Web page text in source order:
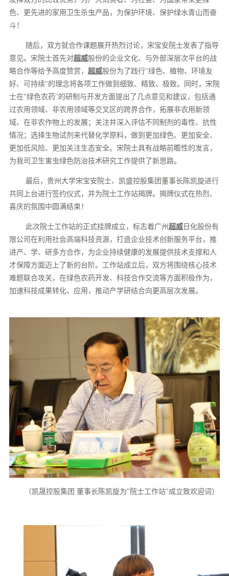
色、更先进的家用卫生杀虫产品，为保护环境、保护绿水青山而奋
斗！
随后，双方就合作课题展开热烈讨论，宋宝安院士发表了指导
意见。宋院士首先对超威股份的企业文化、与外部深层次平台的战
略合作等给予高度赞赏， 超威股份为了践行"绿色、植物、环境友
好、可持续"的理念将各项工作做到细致、精致、极致。
同时，宋院
士在"绿色农药"的研制与开发方面提出了几点意见和建议，包括通
过农用领域、非农用领域等交叉区的跨界合作，拓展非农用新领
域、在非农作物上的发展；关注并深入评估不同制剂的毒性、抗性
情况；选择生物试剂来代替化学原料，做到更加绿色、更加安全、
更加低风险、更加关注生态安全。宋院士具有战略前瞻性的发言，
为我司
卫生害虫绿色防治技术研究工作提供了新思路。
最后，贵州大学宋宝安院士、凯盛控股集团董事长陈凯旋进行
共同上台进行签约仪式，并为院士工作站揭牌。揭牌仪式在热烈、
喜庆的氛围中圆满结束！
此次院士工作站的正式挂牌成立，标志着广州 超威日化股份有
限公司在利用社会高端科技资源，打造企业技术创新服务平台，推
进产、学、研多方合作，为企业持续健康的发展提供技术支撑和人
才保障方面迈上了新的台阶。工作站成立后，双方将围绕核心技术
难题联合攻关，在绿色农药开发、科技合作交流等方面积极作为，
加速科技成果转化、应用，推动产学研结合向更高层次发展。
（凯晟控股集团 董事长陈凯旋为"院士工作站"成立致欢迎词）